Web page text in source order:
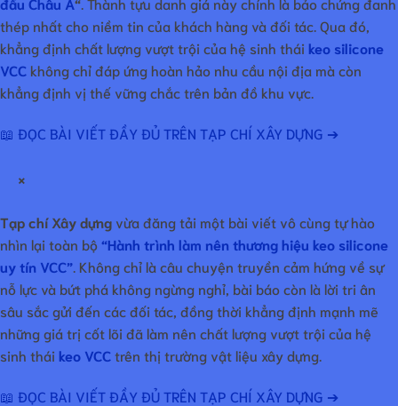
thép nhất cho niềm tin của khách hàng và đối tác. Qua đó,
khẳng định chất lượng vượt trội của hệ sinh thái keo silicone
VCC không chỉ đáp ứng hoàn hảo nhu cầu nội địa mà còn
khẳng định vị thế vững chắc trên bản đồ khu vực.
📖 ĐỌC BÀI VIẾT ĐẦY ĐỦ TRÊN TẠP CHÍ XÂY DỰNG ➔
×
Tạp chí Xây dựngvừa đăng tải một bài viết vô cùng tự hào
nhìn lại toàn bộ“Hành trình làm nên thương hiệu keo silicone
uy tín VCC” . Không chỉ là câu chuyện truyền cảm hứng về sự
nỗ lực và bứt phá không ngừng nghỉ, bài báo còn là lời tri ân
sâu sắc gửi đến các đối tác, đồng thời khẳng định mạnh mẽ
những giá trị cốt lõi đã làm nên chất lượng vượt trội của hệ
sinh thái keo VCC trên thị trường vật liệu xây dựng.
📖 ĐỌC BÀI VIẾT ĐẦY ĐỦ TRÊN TẠP CHÍ XÂY DỰNG ➔